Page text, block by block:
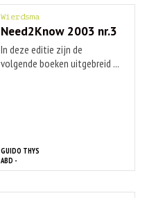
Wierdsma
Need2Know 2003 nr.3
In deze editie zijn de
volgende boeken uitgebreid ...
GUIDO THYS
ABD -